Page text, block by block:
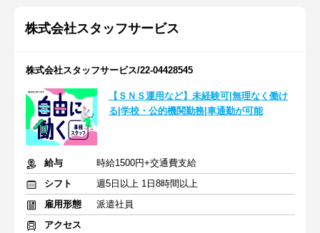
株式会社スタッフサービス
株式会社スタッフサービス/22-04428545
【ＳＮＳ運用など】未経験可|無理なく働け
る|学校・公的機関勤務|車通勤が可能
給与
時給1500円+交通費支給
シフト
週5日以上 1日8時間以上
雇用形態
派遣社員
アクセス